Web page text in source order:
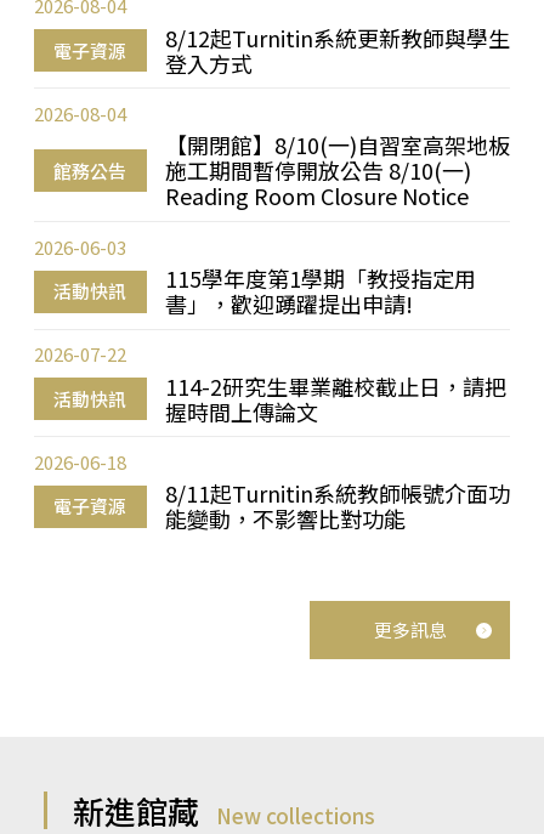
電子資源
8/12起Turnitin系統更新教師與學生
登入方式
2026-08-04
館務公告
【開閉館】8/10(一)自習室高架地板
施工期間暫停開放公告 8/10(一)
Reading Room Closure Notice
2026-08-04
活動快訊
115學年度第1學期「教授指定用
書」，歡迎踴躍提出申請!
2026-06-03
活動快訊
114-2研究生畢業離校截止日，請把
握時間上傳論文
2026-07-22
電子資源
8/11起Turnitin系統教師帳號介面功
能變動，不影響比對功能
2026-06-18
更多訊息
新進館藏 New collections